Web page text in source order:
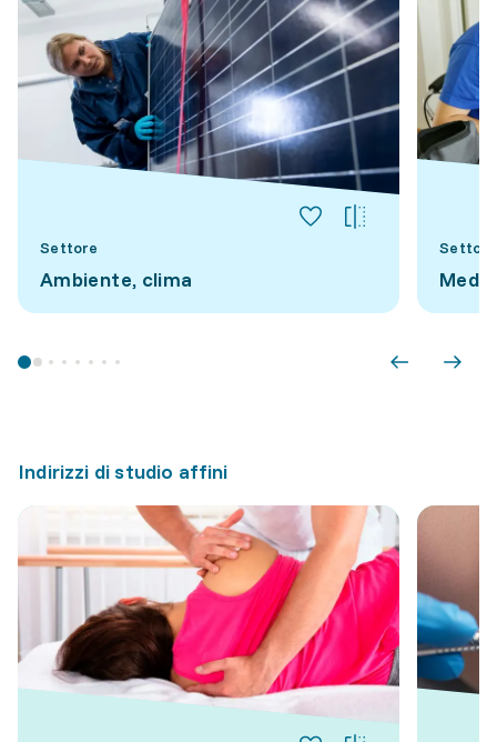
Settore
Ambiente, clima
Settore
Indirizzi di studio affini